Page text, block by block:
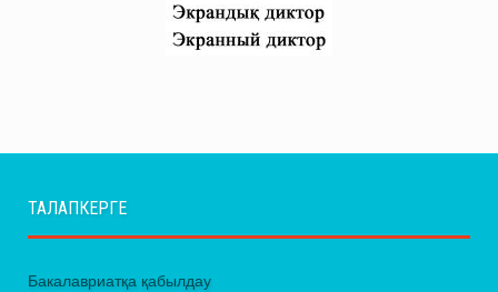
ТАЛАПКЕРГЕ
Бакалавриатқа қабылдау